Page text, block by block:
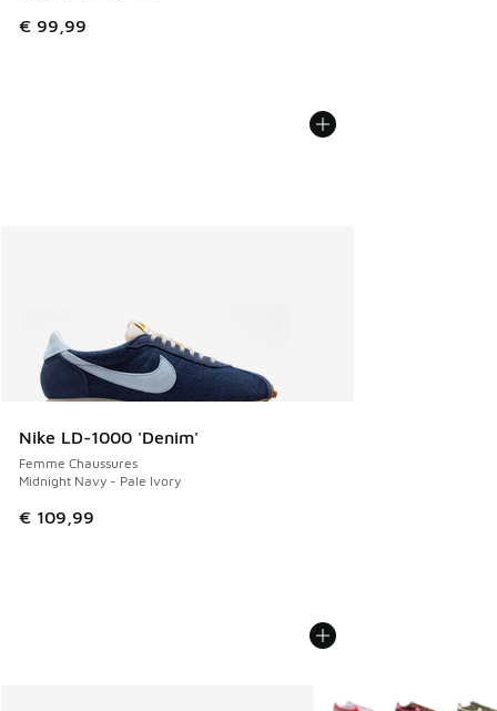
€ 99,99
Nike LD-1000 'Denim'
Femme Chaussures
Midnight Navy - Pale Ivory
€ 109,99
Plus de couleurs